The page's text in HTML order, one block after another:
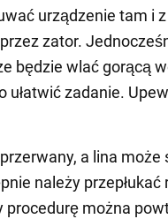
urządzenie tam i
zator.
będzie wlać gorącą
zadanie.
a lina
należy przepłukać
procedurę można